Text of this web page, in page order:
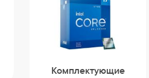
Комплектующие